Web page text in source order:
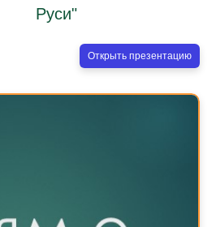
Руси"
Открыть презентацию